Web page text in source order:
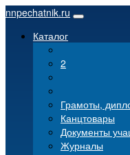
nnpechatnik.ru
Каталог
2
Грамоты,
Канцтовары
Документы
Журналы